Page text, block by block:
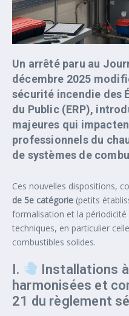
Un arrêté paru au
décembre 2025
sécurité incendie des
du Public (ERP),
majeures qui
professionnels du
de systèmes de
Ces nouvelles dispositions,
de 5e catégorie (petits
formalisation et la
techniques, en particulier
combustibles solides.
I.
Installations
harmonisées et
21 du règlement